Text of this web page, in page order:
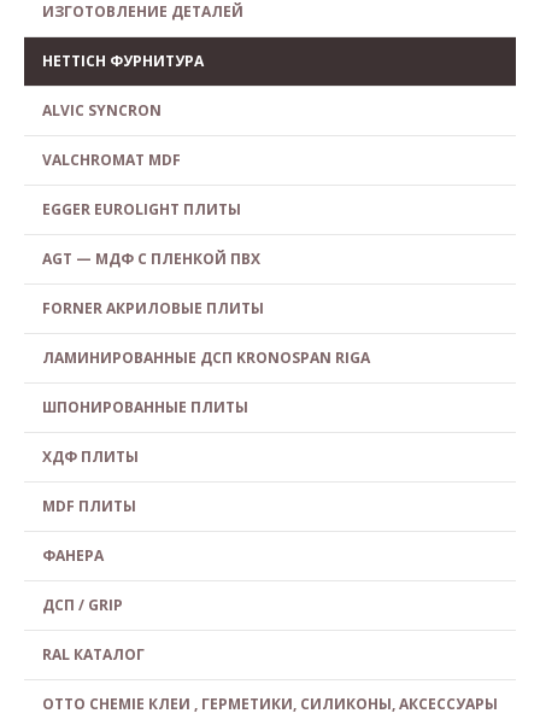
ИЗГОТОВЛЕНИЕ ДЕТАЛЕЙ
HETTICH ФУРНИТУРА
ALVIC SYNCRON
VALCHROMAT MDF
EGGER EUROLIGHT ПЛИТЫ
AGT — МДФ С ПЛЕНКОЙ ПВХ
FORNER АКРИЛОВЫЕ ПЛИТЫ
ЛАМИНИРОВАННЫЕ ДСП KRONOSPAN RIGA
ШПОНИРОВАННЫЕ ПЛИТЫ
ХДФ ПЛИТЫ
MDF ПЛИТЫ
ФАНЕРА
ДСП / GRIP
RAL КАТАЛОГ
OTTO CHEMIE КЛЕИ , ГЕРМЕТИКИ, СИЛИКОНЫ, АКСЕССУАРЫ